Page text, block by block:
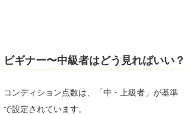
ビギナー〜中級者はどう見ればいい？
コンディション点数は、「中・上級者」が基準
で設定されています。